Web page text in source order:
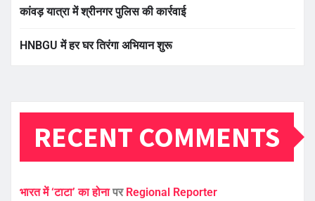
कांवड़ यात्रा में श्रीनगर पुलिस की कार्रवाई
HNBGU में हर घर तिरंगा अभियान शुरू
RECENT COMMENTS
भारत में ‘टाटा’ का होनापर Regional Reporter